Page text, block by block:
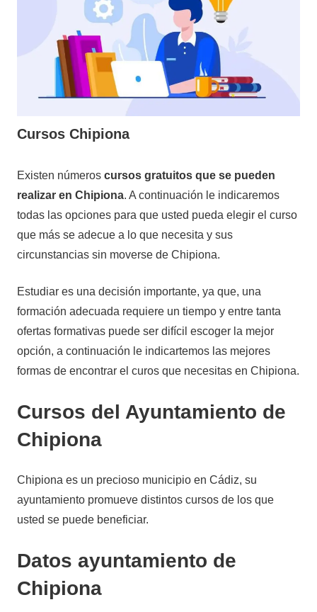
Cursos Chipiona
18
de
mayo
2021
Maria
Cursos
en
Cádiz
Existen números cursos gratuitos que se pueden
realizar en Chipiona. A continuación le indicaremos
todas las opciones para que usted pueda elegir el curso
que más se adecue a lo que necesita y sus
circunstancias sin moverse de Chipiona.
Estudiar es una decisión importante, ya que, una
formación adecuada requiere un tiempo y entre tanta
ofertas formativas puede ser difícil escoger la mejor
opción, a continuación le indicartemos las mejores
formas de encontrar el curos que necesitas en Chipiona.
Cursos del Ayuntamiento de
Chipiona
Chipiona es un precioso municipio en Cádiz, su
ayuntamiento promueve distintos cursos de los que
usted se puede beneficiar.
Datos ayuntamiento de
Chipiona